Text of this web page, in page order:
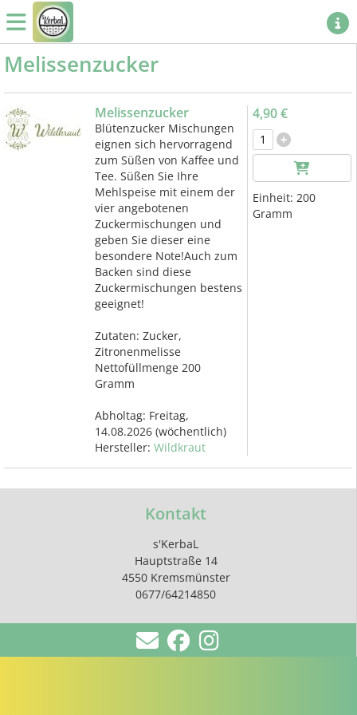
Melissenzucker
Melissenzucker
Blütenzucker Mischungen
eignen sich hervorragend
zum Süßen von Kaffee und
Tee. Süßen Sie Ihre
Mehlspeise mit einem der
vier angebotenen
Zuckermischungen und
geben Sie dieser eine
besondere Note!Auch zum
Backen sind diese
Zuckermischungen bestens
geeignet!
Zutaten: Zucker,
Zitronenmelisse
Nettofüllmenge 200
Gramm
Abholtag: Freitag,
14.08.2026(wöchentlich)
Hersteller: Wildkraut
4,90 €
Einheit: 200
Gramm
Kontakt
s'KerbaL
Hauptstraße 14
4550 Kremsmünster
0677/64214850